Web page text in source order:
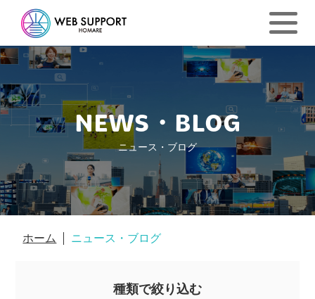
NEWS・BLOG
ニュース・ブログ
ホーム ニュース・ブログ
種類で絞り込む